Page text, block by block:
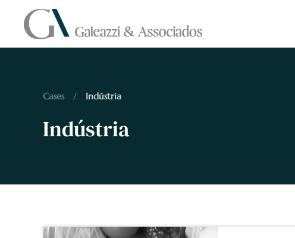
Skip to main content
Cases Indústria
Indústria